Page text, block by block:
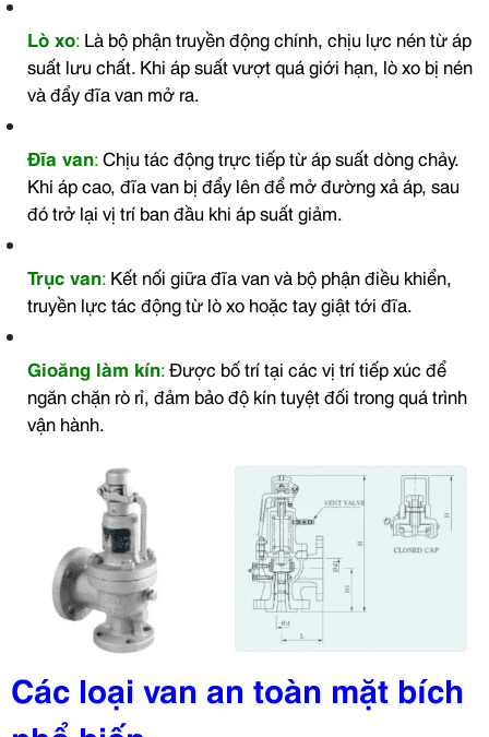
Lò xo: Là bộ phận truyền động chính, chịu lực nén từ áp
suất lưu chất. Khi áp suất vượt quá giới hạn, lò xo bị nén
và đẩy đĩa van mở ra.
Đĩa van:Chịu tác động trực tiếp từ áp suất dòng chảy.
Khi áp cao, đĩa van bị đẩy lên để mở đường xả áp, sau
đó trở lại vị trí ban đầu khi áp suất giảm.
Trục van: Kết nối giữa đĩa van và bộ phận điều khiển,
truyền lực tác động từ lò xo hoặc tay giật tới đĩa.
Gioăng làm kín:Được bố trí tại các vị trí tiếp xúc để
ngăn chặn rò rỉ, đảm bảo độ kín tuyệt đối trong quá trình
vận hành.
Các loại van an toàn mặt bích